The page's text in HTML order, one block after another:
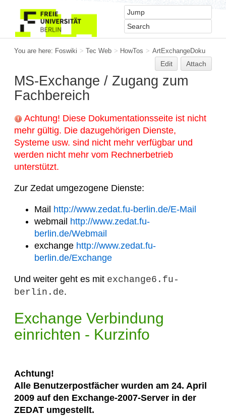
You are here: Foswiki > Tec Web > HowTos > ArtExchangeDoku
Edit Attach
MS-Exchange / Zugang zum
Fachbereich
Achtung! Diese Dokumentationsseite ist nicht
mehr gültig. Die dazugehörigen Dienste,
Systeme usw. sind nicht mehr verfügbar und
werden nicht mehr vom Rechnerbetrieb
unterstützt.
Zur Zedat umgezogene Dienste:
Mail http://www.zedat.fu-berlin.de/E-Mail
webmail http://www.zedat.fu-
berlin.de/Webmail
exchange http://www.zedat.fu-
berlin.de/Exchange
Und weiter geht es mit exchange6.fu-
berlin.de.
Exchange Verbindung
einrichten - Kurzinfo
Achtung!
Alle Benutzerpostfächer wurden am 24. April
2009 auf den Exchange-2007-Server in der
ZEDAT umgestellt.